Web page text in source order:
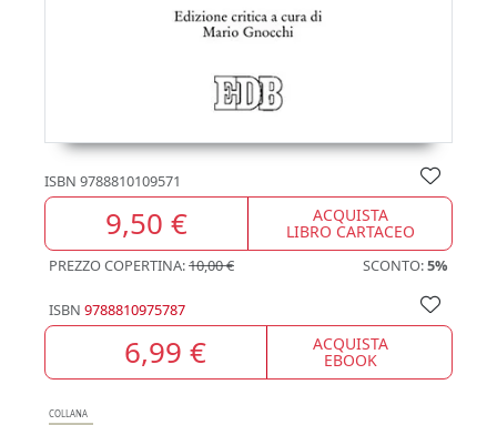
ISBN 9788810109571
9,50 € ACQUISTA
LIBRO CARTACEO
PREZZO COPERTINA:10,00 € SCONTO:5%
ISBN 9788810975787
6,99 € ACQUISTA
EBOOK
COLLANA